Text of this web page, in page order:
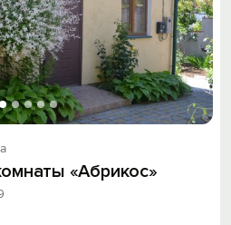
«Абрикос»